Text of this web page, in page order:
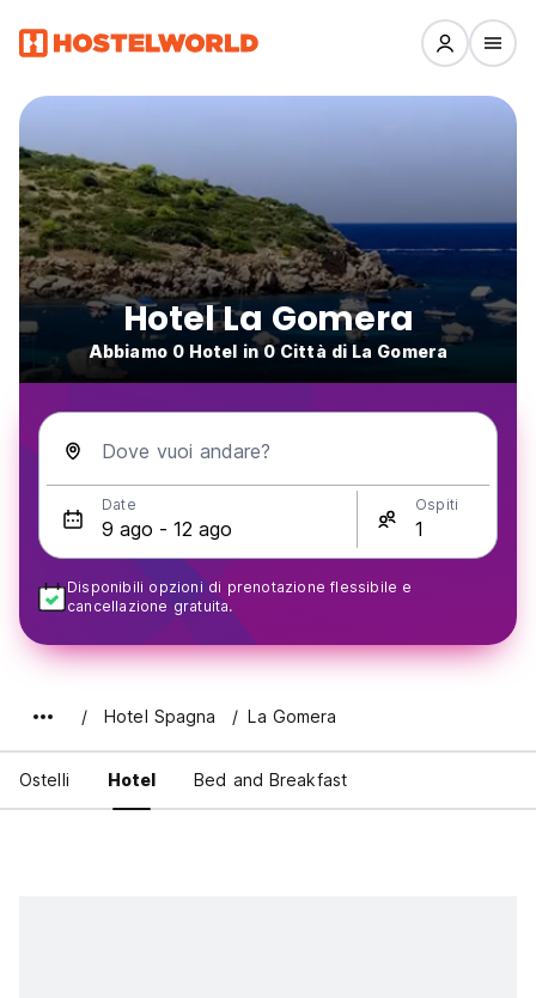
Hotel La Gomera
Abbiamo 0 Hotel in 0 Città di La Gomera
Dove vuoi andare?
Date Ospiti
Disponibili opzioni di prenotazione flessibile e
cancellazione gratuita.
Hotel Spagna La Gomera
Ostelli Hotel Bed and Breakfast